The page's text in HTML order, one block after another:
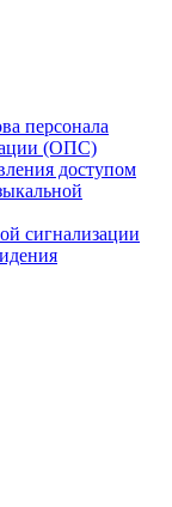
персонала
(ОПС)
доступом
сигнализации